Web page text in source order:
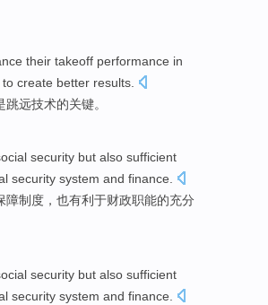
their takeoff performance in
create better results.
跳远技术的关键。
security but also sufficient
security system and finance
障制度， 也有利于财政职能的充分
security but also sufficient
security system and finance